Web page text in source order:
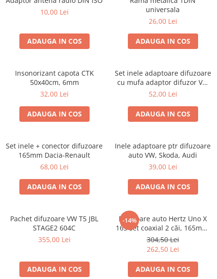
10,00 Lei
ADAUGA IN COS
universala
26,00 Lei
ADAUGA IN COS
Insonorizant capota CTK
50x40cm, 6mm
32,00 Lei
ADAUGA IN COS
Set inele adaptoare difuzoare
cu mufa adaptor difuzor VW
Passat B5/B5.5
52,00 Lei
ADAUGA IN COS
Set inele + conector difuzoare
165mm Dacia-Renault
68,00 Lei
ADAUGA IN COS
Inele adaptoare ptr difuzoare
auto VW, Skoda, Audi
39,00 Lei
ADAUGA IN COS
Pachet difuzoare VW T5 JBL
STAGE2 604C
355,00 Lei
ADAUGA IN COS
-14%
Difuzoare auto Hertz Uno X
165 set coaxial 2 căi, 165mm,
55W RMS, 4Ω, set 2 difuzoare
304,50 Lei
262,50 Lei
ADAUGA IN COS